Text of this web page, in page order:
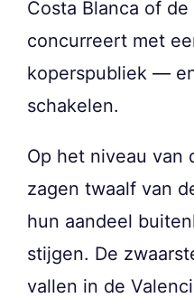
Costa Blanca of
concurreert met
koperspubliek —
schakelen.
Op het niveau van
zagen twaalf van
hun aandeel
stijgen. De
vallen in de